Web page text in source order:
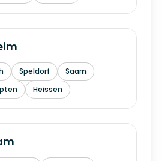
Speldorf
Saarn
Heissen